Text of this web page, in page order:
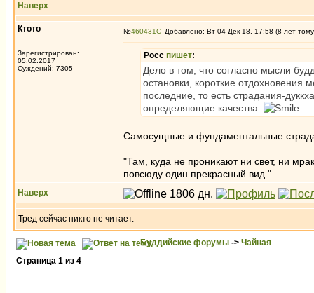
Наверх
Ктото
Зарегистрирован:
05.02.2017
Суждений: 7305
№460431 Добавлено: Вт 04 Дек 18, 17:58 (8 лет
Росс пишет:
Дело в том, что согласно мысли
остановки, короткие
последние, то есть страдания-
определяющие качества.
Самосущные и фундаментальные
"Там, куда не проникают ни свет, ни
повсюду один прекрасный вид."
Наверх
Тред сейчас никто не читает.
Буддийские форумы -> Чайная
Страница 1 из 4